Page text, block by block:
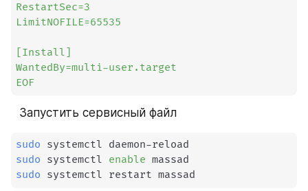
RestartSec=3
LimitNOFILE=65535
[Install]
WantedBy=multi-user.target
EOF
⠀Запустить сервисный файл
sudo
sudo systemctl enable
sudo systemctl restart massad